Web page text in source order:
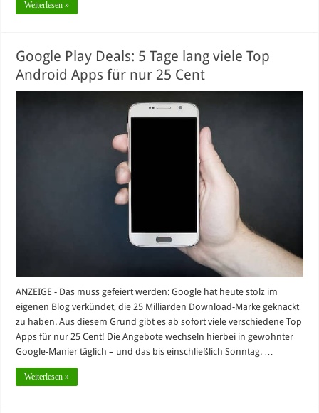
Weiterlesen »
Google Play Deals: 5 Tage lang viele Top
Android Apps für nur 25 Cent
ANZEIGE - Das muss gefeiert werden: Google hat heute stolz im
eigenen Blog verkündet, die 25 Milliarden Download-Marke geknackt
zu haben. Aus diesem Grund gibt es ab sofort viele verschiedene Top
Apps für nur 25 Cent! Die Angebote wechseln hierbei in gewohnter
Google-Manier täglich – und das bis einschließlich Sonntag. …
Weiterlesen »